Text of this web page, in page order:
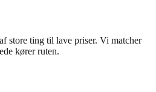
store ting til lave priser. Vi matcher
kører ruten.